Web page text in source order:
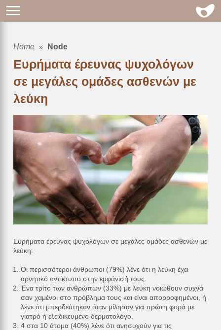
Breadcrumb
Home Node
Ευρήματα έρευνας ψυχολόγων
σε μεγάλες ομάδες ασθενών με
λεύκη
Ευρήματα έρευνας ψυχολόγων σε μεγάλες ομάδες ασθενών με
λεύκη:
Οι περισσότεροι άνθρωποι (79%) λένε ότι η λεύκη έχει
αρνητικό αντίκτυπο στην εμφάνισή τους.
Ένα τρίτo των ανθρώπων (33%) με λεύκη νοιώθουν συχνά
σαν χαμένοι στο πρόβλημα τους και είναι απορροφημένοι, ή
λένε ότι μπερδεύτηκαν όταν μίλησαν για πρώτη φορά με
γιατρό ή εξειδικευμένο δερματολόγο.
4 στα 10 άτομα (40%) λένε ότι ανησυχούν για τις